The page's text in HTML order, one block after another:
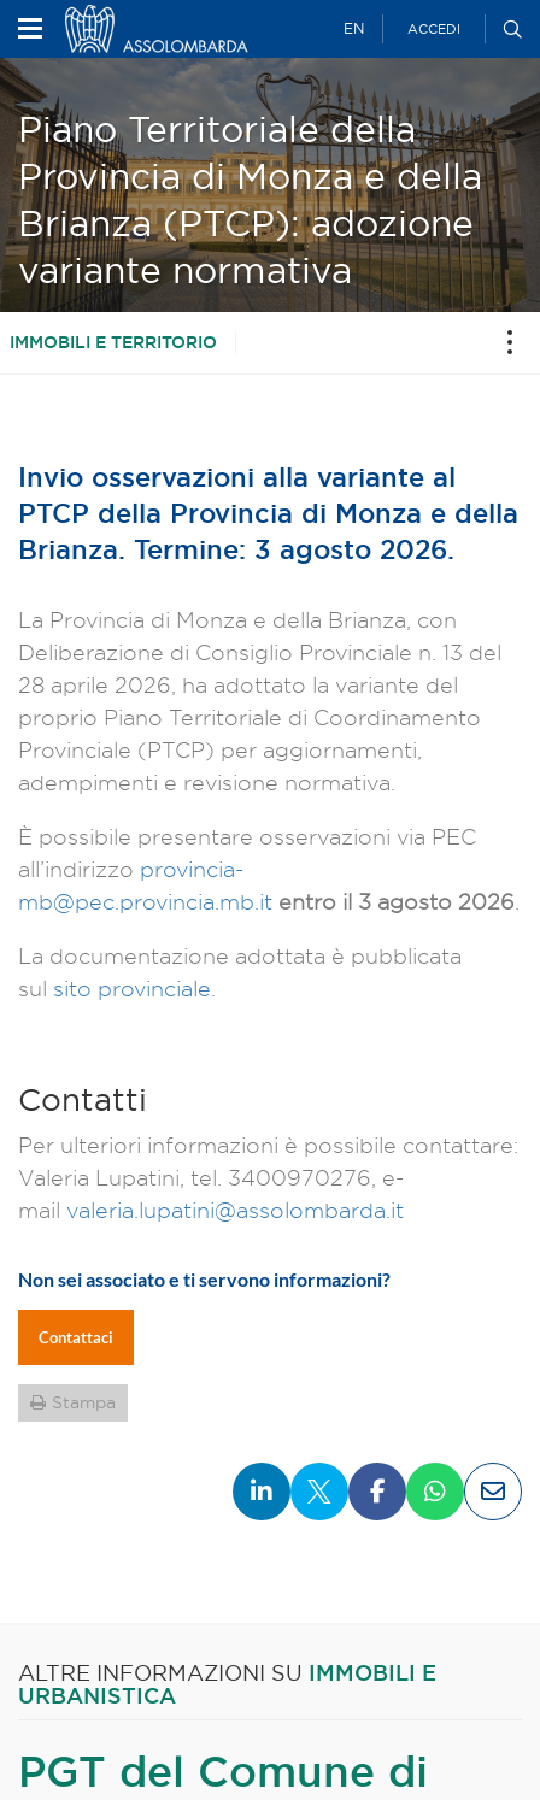
EN ACCEDI
Piano Territoriale della
Provincia di Monza e della
Brianza (PTCP): adozione
variante normativa
IMMOBILI E TERRITORIO
Invio osservazioni alla variante al
PTCP della Provincia di Monza e della
Brianza. Termine: 3 agosto 2026.
La Provincia di Monza e della Brianza, con
Deliberazione di Consiglio Provinciale n. 13 del
28 aprile 2026, ha adottato la variante del
proprio Piano Territoriale di Coordinamento
Provinciale (PTCP) per aggiornamenti,
adempimenti e revisione normativa.
È possibile presentare osservazioni via PEC
all’indirizzo provincia-
mb@pec.provincia.mb.it entro il 3 agosto 2026
La documentazione adottata è pubblicata
sul sito provinciale
Contatti
Per ulteriori informazioni è possibile contattare:
Valeria Lupatini, tel. 3400970276, e-
mail valeria.lupatini@assolombarda.it
Non sei associato e ti servono informazioni?
Contattaci
Stampa
ALTRE INFORMAZIONI SU IMMOBILI E
URBANISTICA
PGT del Comune di